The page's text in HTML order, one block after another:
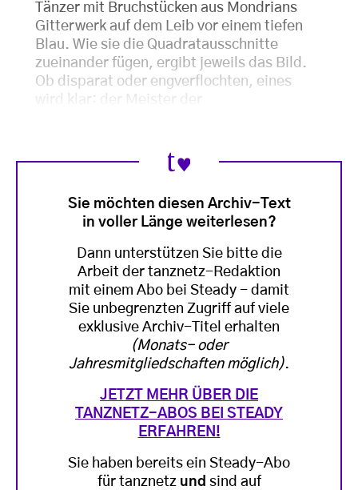
Tänzer mit Bruchstücken aus Mondrians
Gitterwerk auf dem Leib vor einem tiefen
Blau. Wie sie die Quadratausschnitte
zueinander fügen, ergibt jeweils das Bild.
Ob disparat oder engverflochten, eines
wird klar: der Meister der
Sie möchten diesen Archiv-Text
in voller Länge weiterlesen?
Dann unterstützen Sie bitte die
Arbeit der tanznetz-Redaktion
mit einem Abo bei Steady - damit
Sie unbegrenzten Zugriff auf viele
exklusive Archiv-Titel erhalten
(Monats- oder
Jahresmitgliedschaften möglich).
JETZT MEHR ÜBER DIE
TANZNETZ-ABOS BEI STEADY
ERFAHREN!
Sie haben bereits ein Steady-Abo
für tanznetz und sind auf